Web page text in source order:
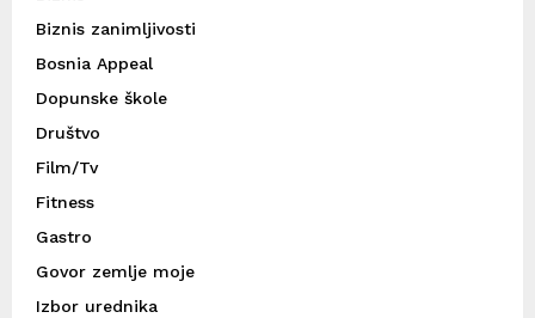
Biznis zanimljivosti
Bosnia Appeal
Dopunske škole
Društvo
Film/Tv
Fitness
Gastro
Govor zemlje moje
Izbor urednika